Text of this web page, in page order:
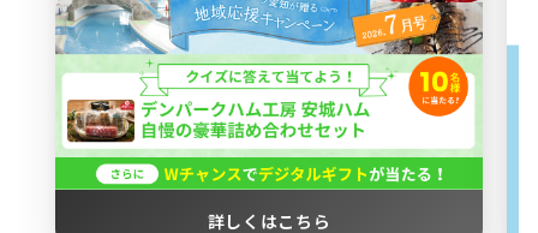
詳しくはこちら